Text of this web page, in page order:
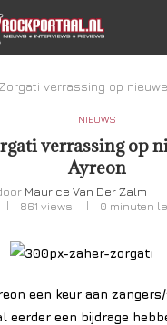
verrassing op
NIEUWS
verrassing op
Ayreon
Maurice Van Der Zalm
861 views 0 minuten
een keur aan
eerder een bijdrage